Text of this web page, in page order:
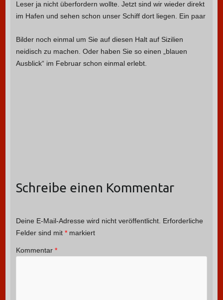
Leser ja nicht überfordern wollte. Jetzt sind wir wieder direkt
im Hafen und sehen schon unser Schiff dort liegen. Ein paar
Bilder noch einmal um Sie auf diesen Halt auf Sizilien
neidisch zu machen. Oder haben Sie so einen „blauen
Ausblick“ im Februar schon einmal erlebt.
Schreibe einen Kommentar
Deine E-Mail-Adresse wird nicht veröffentlicht. Erforderliche
Felder sind mit *markiert
Kommentar *